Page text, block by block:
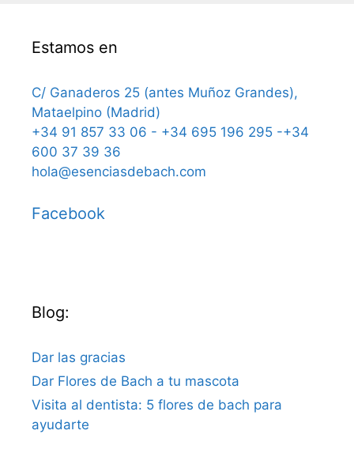
Estamos en
C/ Ganaderos 25 (antes Muñoz Grandes),
Mataelpino (Madrid)
+34 91 857 33 06 - +34 695 196 295 -+34
600 37 39 36
hola@esenciasdebach.com
Facebook
Blog:
Dar las gracias
Dar Flores de Bach a tu mascota
Visita al dentista: 5 flores de bach para
ayudarte